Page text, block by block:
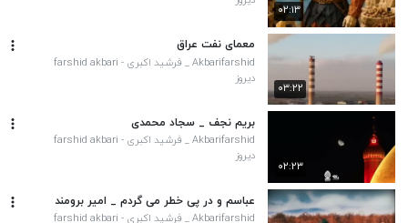
۰۲:۱۳
۰۳:۲۲
معمای نفت عراق
Akbarifarshid _ فرشید اکبری - farshid akbari
دیروز
۰۲:۲۳
بریم نجف _ سجاد محمدی
Akbarifarshid _ فرشید اکبری - farshid akbari
دیروز
عباسم و در پی خطر می گردم _ امیر برومند
Akbarifarshid _ فرشید اکبری - farshid akbari